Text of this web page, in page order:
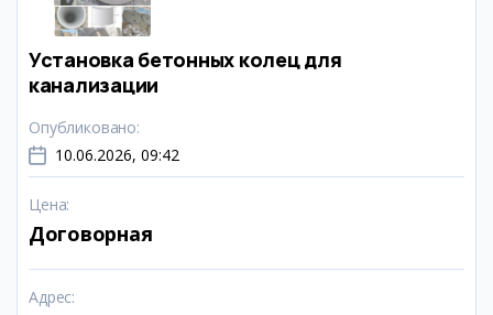
Установка бетонных колец для
канализации
Опубликовано:
10.06.2026, 09:42
Цена:
Договорная
Адрес: